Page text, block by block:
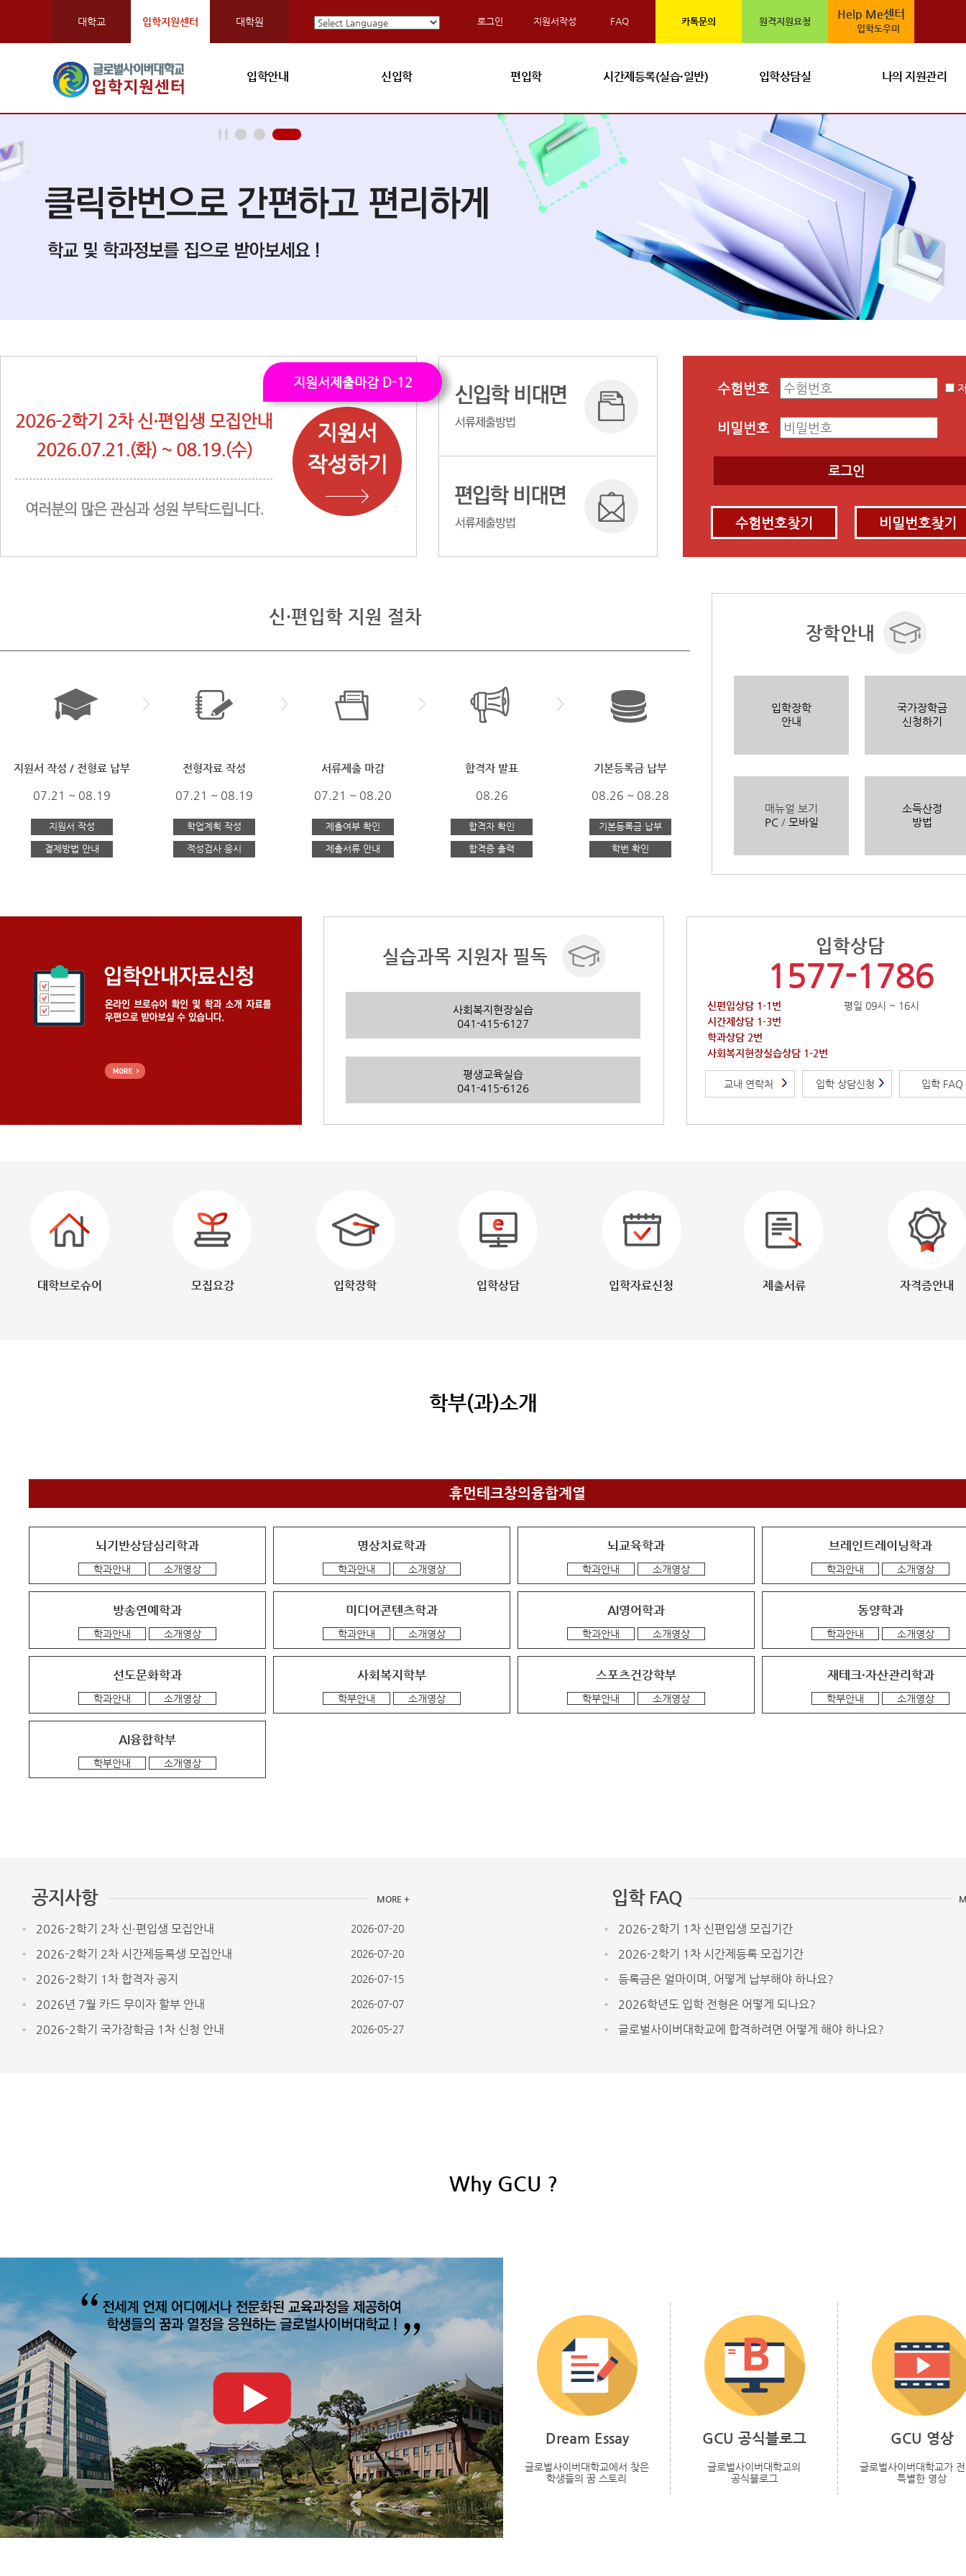
대학교 입학지원센터 대학원
Help Me센터
입학도우미
원격지원요청
카톡문의
FAQ
지원서작성
로그인
입학안내 신입학 편입학 시간제등록(실습·일반) 입학상담실 나의 지원관리
지원서제출마감 D-12
지원서
작성하기
2026-2학기 2차 신·편입생 모집안내
2026.07.21.(화) ~ 08.19.(수)
여러분의 많은 관심과 성원 부탁드립니다.
수험번호
비밀번호
수험번호찾기 비밀번호찾기
신·편입학 지원 절차
지원서 작성 / 전형료 납부
07.21 ~ 08.19
지원서 작성
결제방법 안내
전형자료 작성
07.21 ~ 08.19
학업계획 작성
적성검사 응시
서류제출 마감
07.21 ~ 08.20
제출여부 확인
제출서류 안내
합격자 발표
08.26
합격자 확인
합격증 출력
기본등록금 납부
08.26 ~ 08.28
기본등록금 납부
학번 확인
장학안내
입학장학
안내
국가장학금
신청하기
매뉴얼 보기
PC/ 모바일
소득산정
방법
실습과목 지원자 필독
사회복지현장실습
041-415-6127
평생교육실습
041-415-6126
입학상담
1577-1786
신편입상담 1-1번
시간제상담 1-3번
학과상담 2번
사회복지현장실습상담 1-2번
평일 09시 ~ 16시
교내 연락처 입학 상담신청 입학 FAQ
대학브로슈어 모집요강 입학장학 입학상담 입학자료신청 제출서류 자격증안내
학부(과)소개
휴먼테크창의융합계열
뇌기반상담심리학과
학과안내 소개영상
명상치료학과
학과안내 소개영상
뇌교육학과
학과안내 소개영상
브레인트레이닝학과
학과안내 소개영상
방송연예학과
학과안내 소개영상
미디어콘텐츠학과
학과안내 소개영상
AI영어학과
학과안내 소개영상
동양학과
학과안내 소개영상
선도문화학과
학과안내 소개영상
사회복지학부
학부안내 소개영상
스포츠건강학부
학부안내 소개영상
재테크·자산관리학과
학부안내 소개영상
AI융합학부
학부안내 소개영상
공지사항 MORE +
2026-2학기 2차 신·편입생 모집안내 2026-07-20
2026-2학기 2차 시간제등록생 모집안내 2026-07-20
2026-2학기 1차 합격자 공지 2026-07-15
2026년 7월 카드 무이자 할부 안내 2026-07-07
2026-2학기 국가장학금 1차 신청 안내 2026-05-27
입학 FAQ
2026-2학기 1차 신편입생 모집기간
2026-2학기 1차 시간제등록 모집기간
등록금은 얼마이며, 어떻게 납부해야 하나요?
2026학년도 입학 전형은 어떻게 되나요?
글로벌사이버대학교에 합격하려면 어떻게 해야 하나요?
Why GCU ?
Dream Essay
글로벌사이버대학교에서 찾은
학생들의 꿈 스토리
GCU 공식블로그
글로벌사이버대학교의
공식블로그
GCU 영상
글로벌사이버대학교가
특별한 영상